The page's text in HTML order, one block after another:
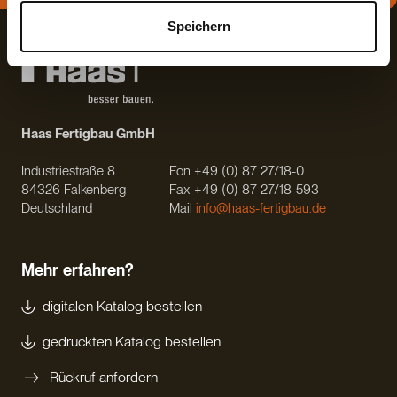
Speichern
Haas Fertigbau GmbH
Industriestraße 8
84326 Falkenberg
Deutschland
Fon +49 (0) 87 27/18-0
Fax +49 (0) 87 27/18-593
Mail info@haas-fertigbau.de
Mehr erfahren?
digitalen Katalog bestellen
gedruckten Katalog bestellen
Rückruf anfordern